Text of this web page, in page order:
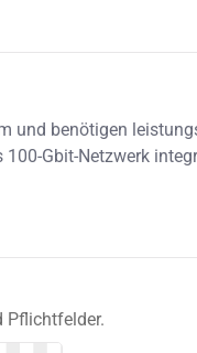
Pflichtfelder.